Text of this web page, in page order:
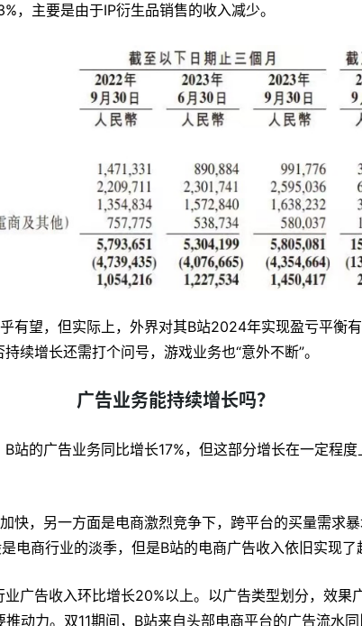
，主要是由于IP衍生品销售的收入减少。
有望，但实际上，外界对其B站2024年实现盈亏平衡
续增长还需打个问号，游戏业务也“意外不断”。
广告业务能持续增长吗？
站的广告业务同比增长17%，但这部分增长在一定程
快，另一方面是电商激烈竞争下，跨平台的买量需求
电商行业的淡季，但是B站的电商广告收入依旧实现了
广告收入环比增长20%以上。以广告类型划分，效果
动力。双11期间，B站来自头部电商平台的广告流水同